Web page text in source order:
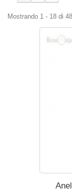
Mostrando 1 - 18 di